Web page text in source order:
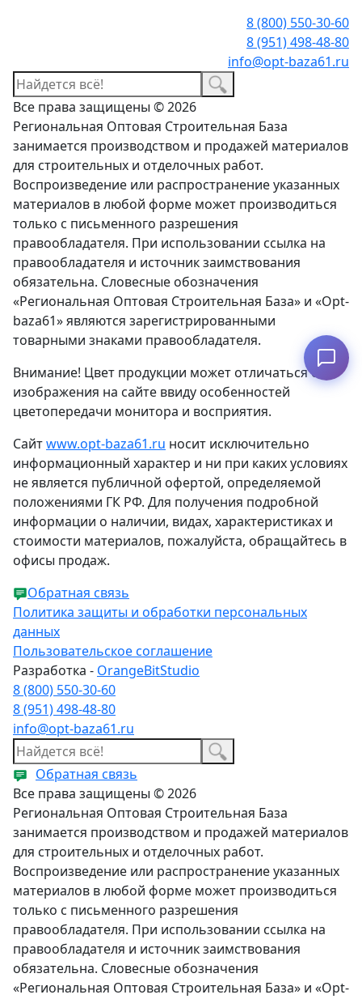
8 (800) 550-30-60
8 (951) 498-48-80
info@opt-baza61.ru
Все права защищены © 2026
Региональная Оптовая Строительная База
занимается производством и продажей материалов
для строительных и отделочных работ.
Воспроизведение или распространение указанных
материалов в любой форме может производиться
только с письменного разрешения
правообладателя. При использовании ссылка на
правообладателя и источник заимствования
обязательна. Словесные обозначения
«Региональная Оптовая Строительная База» и «Opt-
baza61» являются зарегистрированными
товарными знаками правообладателя.
Внимание! Цвет продукции может отличаться от
изображения на сайте ввиду особенностей
цветопередачи монитора и восприятия.
Сайтwww.opt-baza61.ru носит исключительно
информационный характер и ни при каких условиях
не является публичной офертой, определяемой
положениями ГК РФ. Для получения подробной
информации о наличии, видах, характеристиках и
стоимости материалов, пожалуйста, обращайтесь в
офисы продаж.
Обратная связь
Политика защиты и обработки персональных
данных
Пользовательское соглашение
Разработка - OrangeBitStudio
8 (800) 550-30-60
8 (951) 498-48-80
info@opt-baza61.ru
Обратная связь
Все права защищены © 2026
Региональная Оптовая Строительная База
занимается производством и продажей материалов
для строительных и отделочных работ.
Воспроизведение или распространение указанных
материалов в любой форме может производиться
только с письменного разрешения
правообладателя. При использовании ссылка на
правообладателя и источник заимствования
обязательна. Словесные обозначения
«Региональная Оптовая Строительная База» и «Opt-